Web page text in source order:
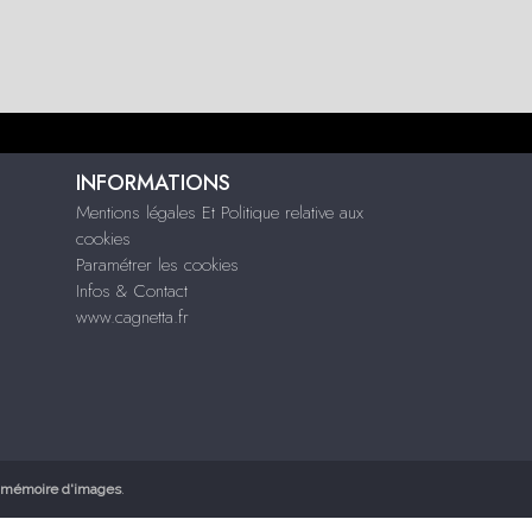
INFORMATIONS
Mentions légales Et Politique relative aux
cookies
Paramétrer les cookies
Infos & Contact
www.cagnetta.fr
mémoire d'images.